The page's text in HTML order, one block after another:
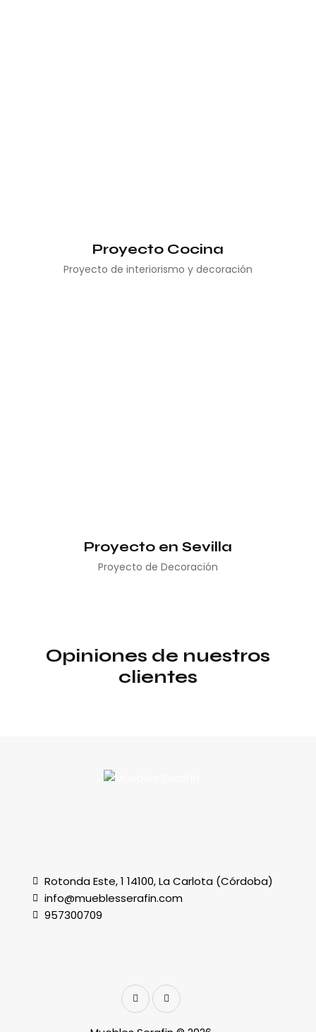
Proyecto Cocina
Proyecto de interiorismo y decoración
Proyecto en Sevilla
Proyecto de Decoración
Opiniones de nuestros
clientes
Rotonda Este, 1 14100, La Carlota (Córdoba)
info@mueblesserafin.com
957300709